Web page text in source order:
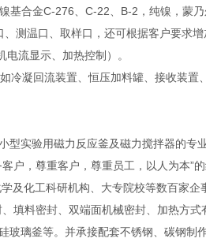
合金C-276、C-22、B-2，纯镍，蒙
测温口、取样口，还可根据客户要求
流显示、加热控制）。
冷凝回流装置、恒压加料罐、接收装置
型实验用磁力反应釜及磁力搅拌器的专
户，尊重客户，尊重员工，以人为本”
及化工科研机构、大专院校等数百家
填料密封、双端面机械密封、加热方
玻璃釜等。并承接配套不锈钢、碳钢